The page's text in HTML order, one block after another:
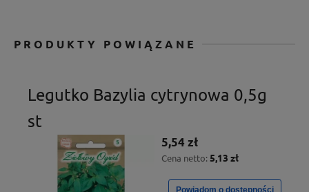
PRODUKTY POWIĄZANE
Legutko Bazylia cytrynowa 0,5g
st
5,54 zł
Cena netto: 5,13 zł
Powiadom o dostępności